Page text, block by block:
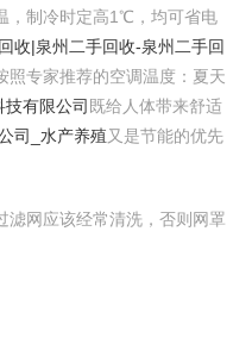
，制冷时定高1℃，均可省电
收|泉州二手回收-泉州二手回
照专家推荐的空调温度：夏天
有限公司 既给人体带来舒适
司_水产养殖又是节能的优先
滤网应该经常清洗，否则网罩